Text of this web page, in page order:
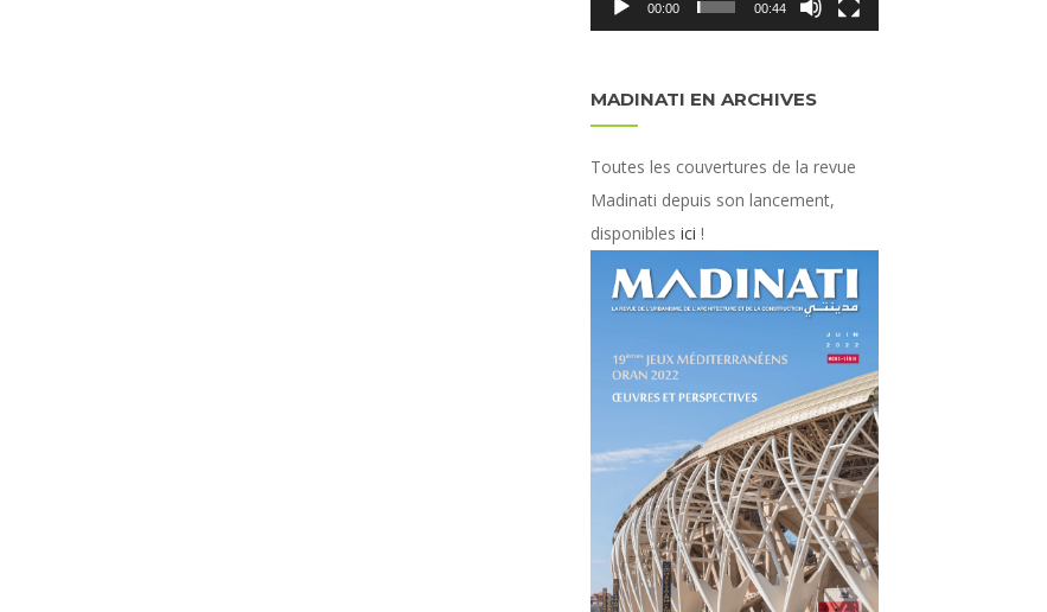
00:00 00:44
MADINATI EN ARCHIVES
Toutes les couvertures de la revue
Madinati depuis son lancement,
disponiblesici !